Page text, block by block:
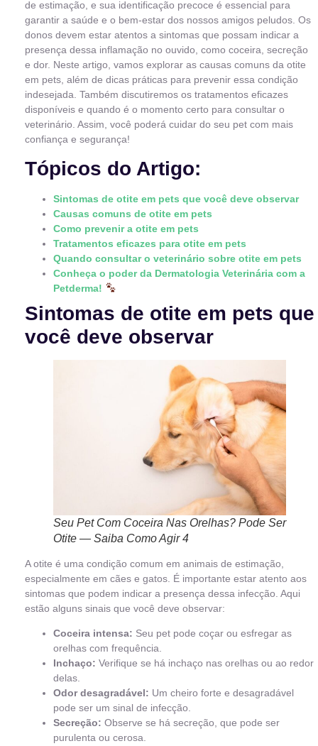
de estimação, e sua identificação precoce é essencial para
garantir a saúde e o bem-estar dos nossos amigos peludos. Os
donos devem estar atentos a sintomas que possam indicar a
presença dessa inflamação no ouvido, como coceira, secreção
e dor. Neste artigo, vamos explorar as causas comuns da otite
em pets, além de dicas práticas para prevenir essa condição
indesejada. Também discutiremos os tratamentos eficazes
disponíveis e quando é o momento certo para consultar o
veterinário. Assim, você poderá cuidar do seu pet com mais
confiança e segurança!
Tópicos do Artigo:
Sintomas de otite em pets que você deve observar
Causas comuns de otite em pets
Como prevenir a otite em pets
Tratamentos eficazes para otite em pets
Quando consultar o veterinário sobre otite em pets
Conheça o poder da Dermatologia Veterinária com a
Petderma!
Sintomas de otite em pets que
você deve observar
Seu Pet Com Coceira Nas Orelhas? Pode Ser
Otite — Saiba Como Agir 4
A otite é uma condição comum em animais de estimação,
especialmente em cães e gatos. É importante estar atento aos
sintomas que podem indicar a presença dessa infecção. Aqui
estão alguns sinais que você deve observar:
Coceira intensa: Seu pet pode coçar ou esfregar as
orelhas com frequência.
Inchaço: Verifique se há inchaço nas orelhas ou ao redor
delas.
Odor desagradável: Um cheiro forte e desagradável
pode ser um sinal de infecção.
Secreção: Observe se há secreção, que pode ser
purulenta ou cerosa.